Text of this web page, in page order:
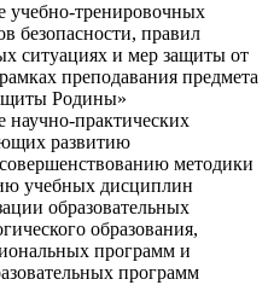
учебно-тренировочных
безопасности, правил
ситуациях и мер защиты от
преподавания предмета
Родины»
научно-практических
развитию
методики
учебных дисциплин
образовательных
образования,
программ и
программ